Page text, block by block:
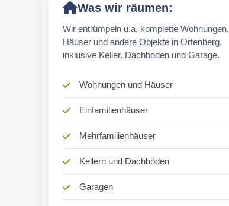
Was wir räumen:
Wir entrümpeln u.a. komplette Wohnungen,
Häuser und andere Objekte in Ortenberg,
inklusive Keller, Dachboden und Garage.
Wohnungen und Häuser
Einfamilienhäuser
Mehrfamilienhäuser
Kellern und Dachböden
Garagen